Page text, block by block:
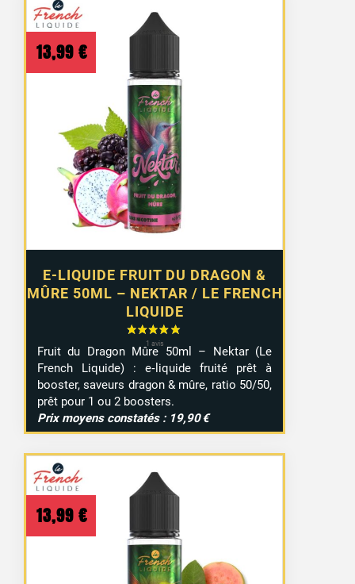
E-LIQUIDE FRUIT DU DRAGON &
MÛRE 50ML – NEKTAR / LE FRENCH
LIQUIDE
13,99 €
Fruit du Dragon Mûre 50ml – Nektar (Le
French Liquide) : e‑liquide fruité prêt à
booster, saveurs dragon & mûre, ratio 50/50,
prêt pour 1 ou 2 boosters.
Prix moyens constatés : 19,90 €
13,99 €